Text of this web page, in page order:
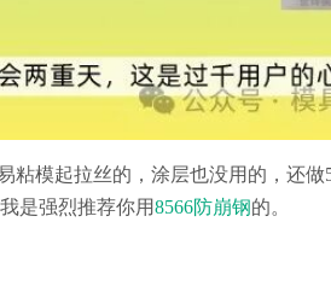
粘模起拉丝的，涂层也没用的，还
是强烈推荐你用8566防崩钢的。